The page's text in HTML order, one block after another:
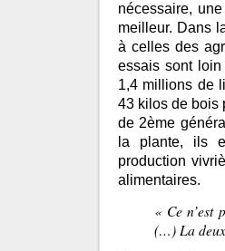
nécessaire,
meilleur. Dans
à celles des
essais sont
1,4 millions de
43 kilos de bois
de 2ème
la plante, ils
production
alimentaires.
« Ce n’est
(…) La